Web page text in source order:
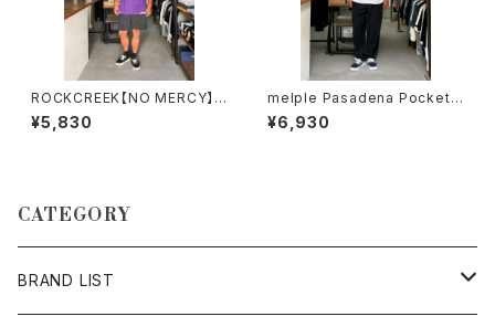
ROCKCREEK【NO MERCY】T
ee ロッククリーク PURPLE
¥5,830
melple Pasadena Pocket
S/S（Venice） Ash メイプル
¥6,930
CATEGORY
BRAND LIST